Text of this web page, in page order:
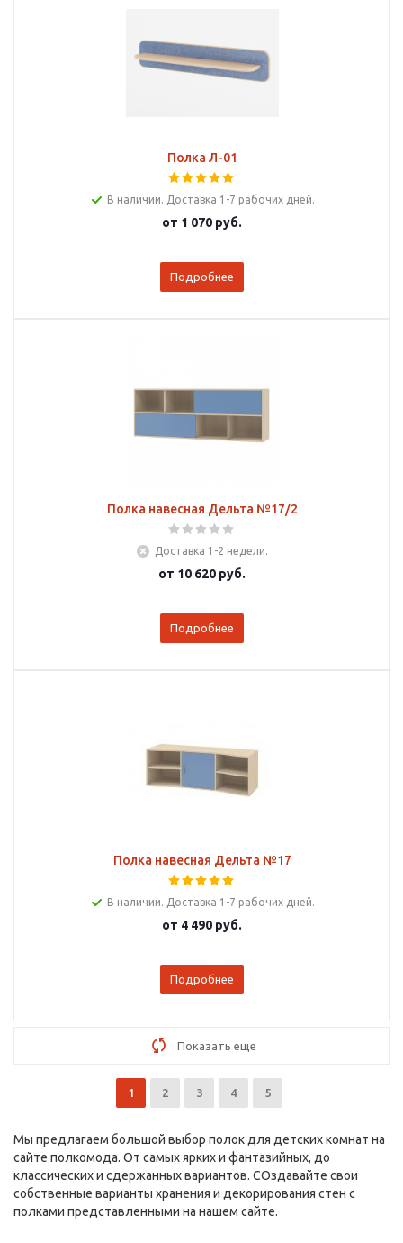
Полка Л-01
В наличии. Доставка 1-7 рабочих дней.
от 1 070 руб.
Подробнее
Полка навесная Дельта №17/2
Доставка 1-2 недели.
от 10 620 руб.
Подробнее
Полка навесная Дельта №17
В наличии. Доставка 1-7 рабочих дней.
от 4 490 руб.
Подробнее
Показать еще
1 2 3 4 5
Мы предлагаем большой выбор полок для детских комнат на
сайте полкомода. От самых ярких и фантазийных, до
классических и сдержанных вариантов. СОздавайте свои
собственные варианты хранения и декорирования стен с
полками представленными на нашем сайте.